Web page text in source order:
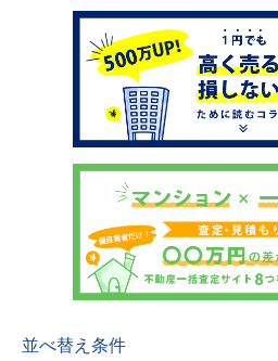
運営会社
運営会社
利用規約について
掲載受付窓口はこちら
並べ替え条件